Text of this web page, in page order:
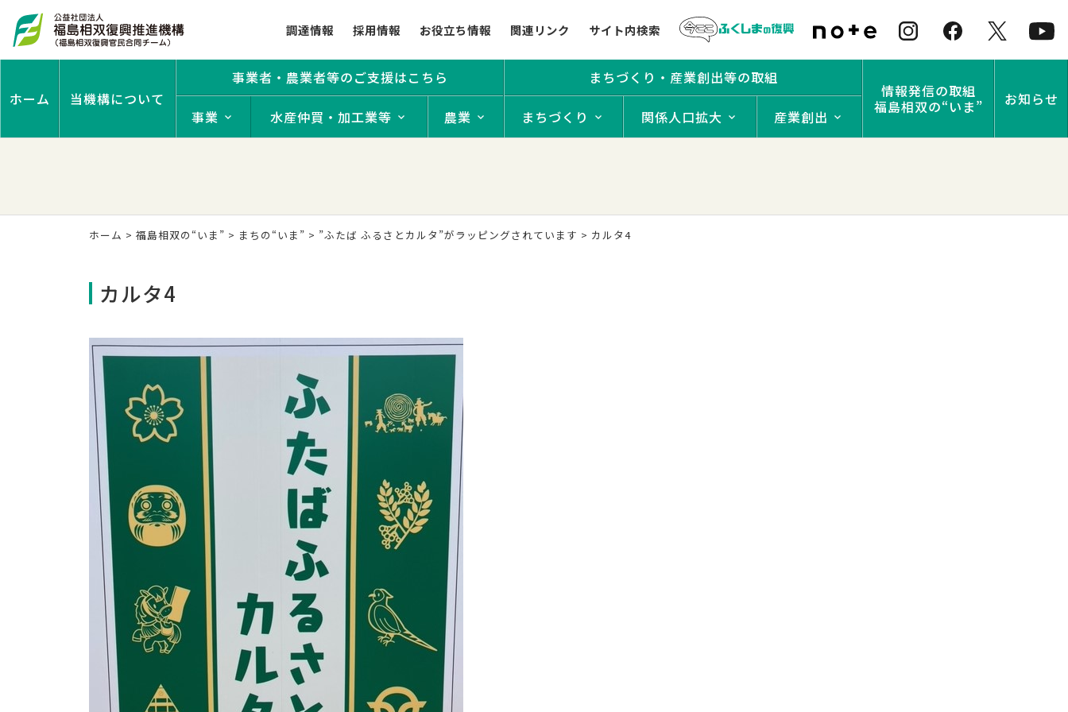
調達情報 採用情報 お役立ち情報 関連リンク サイト内検索
ホーム 当機構について
事業者・農業者等のご支援はこちら
事業 水産仲買・加工業等 農業
まちづくり・産業創出等の取組
まちづくり 関係人口拡大 産業創出
情報発信の取組
福島相双の“いま”
お知らせ
ホーム > 福島相双の“いま” > まちの“いま” > ”ふたば ふるさとカルタ”がラッピングされています > カルタ4
カルタ4